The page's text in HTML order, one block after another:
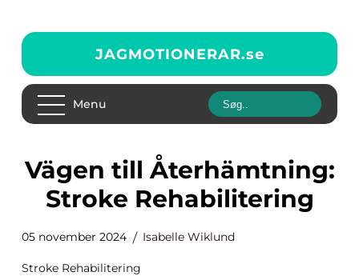
JAGMOTIONERAR.se
Menu
Vägen till Återhämtning:
Stroke Rehabilitering
05 november 2024 Isabelle Wiklund
Stroke Rehabilitering